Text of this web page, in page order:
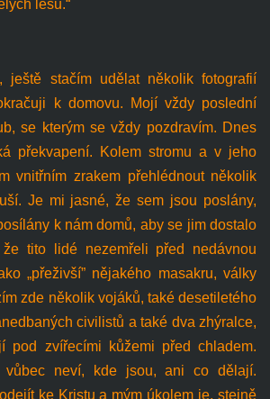
lesů.“
ještě stačím udělat několik fotografií
k domovu. Mojí vždy poslední
se kterým se vždy pozdravím. Dnes
překvapení. Kolem stromu a v jeho
vnitřním zrakem přehlédnout několik
Je mi jasné, že sem jsou poslány,
k nám domů, aby se jim dostalo
tito lidé nezemřeli před nedávnou
„přeživší” nějakého masakru, války
zde několik vojáků, také desetiletého
civilistů a také dva zhýralce,
pod zvířecími kůžemi před chladem.
vůbec neví, kde jsou, ani co dělají.
ke Kristu a mým úkolem je, stejně